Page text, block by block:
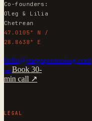
Co-founders:
Oleg & Lilia
Chetrean
47.0105° N /
28.8638° E
hello@megapromoting.com
→Book 30-
min call ↗
LEGAL